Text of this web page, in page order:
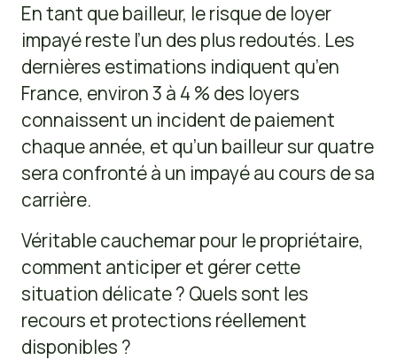
En tant que bailleur, le risque de loyer
impayé reste l’un des plus redoutés. Les
dernières estimations indiquent qu’en
France, environ 3 à 4 % des loyers
connaissent un incident de paiement
chaque année, et qu’un bailleur sur quatre
sera confronté à un impayé au cours de sa
carrière.
Véritable cauchemar pour le propriétaire,
comment anticiper et gérer cette
situation délicate ? Quels sont les
recours et protections réellement
disponibles ?